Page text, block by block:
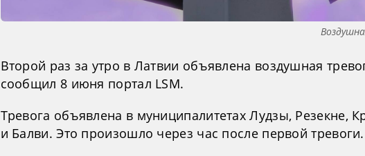
Второй раз за утро в Латвии объявлена воздушная
сообщил 8 июня портал LSM.
Тревога объявлена в муниципалитетах Лудзы, Резекне,
и Балви. Это произошло через час после первой тревоги.